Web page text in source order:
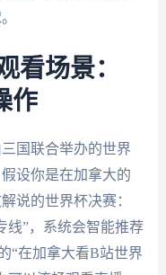
看场景：
作
国联合举办的世界
设你是在加拿大的
说的世界杯决赛：
线”，系统会智能推荐
“在加拿大看B站世界